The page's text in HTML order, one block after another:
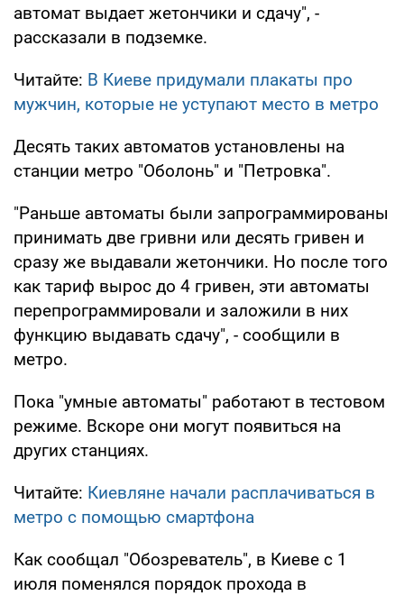
автомат выдает жетончики и сдачу", -
рассказали в подземке.
Читайте: В Киеве придумали плакаты про
мужчин, которые не уступают место в метро
Десять таких автоматов установлены на
станции метро "Оболонь" и "Петровка".
"Раньше автоматы были запрограммированы
принимать две гривни или десять гривен и
сразу же выдавали жетончики. Но после того
как тариф вырос до 4 гривен, эти автоматы
перепрограммировали и заложили в них
функцию выдавать сдачу", - сообщили в
метро.
Пока "умные автоматы" работают в тестовом
режиме. Вскоре они могут появиться на
других станциях.
Читайте: Киевляне начали расплачиваться в
метро с помощью смартфона
Как сообщал "Обозреватель", в Киеве с 1
июля поменялся порядок прохода в